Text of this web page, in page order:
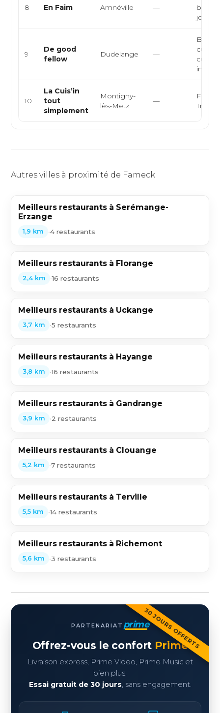
8 En Faim Amnéville —
jour,
9
De good
fellow
Dudelange —
Bar-
cuisine
10
La Cuis’in
tout
simplement
Montigny-
lès-Metz
—
Autres villes à proximité de Fameck
Meilleurs restaurants à Serémange-
Erzange
1,9 km •4 restaurants
Meilleurs restaurants à Florange
2,4 km •16 restaurants
Meilleurs restaurants à Uckange
3,7 km •5 restaurants
Meilleurs restaurants à Hayange
3,8 km •16 restaurants
Meilleurs restaurants à Gandrange
3,9 km •2 restaurants
Meilleurs restaurants à Clouange
5,2 km •7 restaurants
Meilleurs restaurants à Terville
5,5 km •14 restaurants
Meilleurs restaurants à Richemont
5,6 km •3 restaurants
30 JOURS OFFERTS
PARTENARIAT prime
Offrez-vous le confort Prime
Livraison express, Prime Video, Prime Music et
bien plus.
Essai gratuit de 30 jours, sans engagement.